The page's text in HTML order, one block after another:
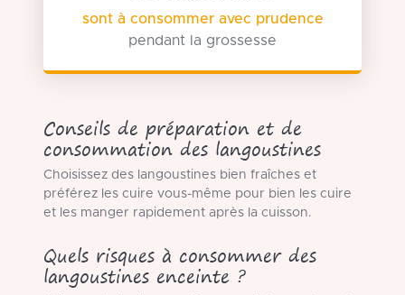
sont à consommer avec prudence
pendant la grossesse
Conseils de préparation et de
consommation des langoustines
Choisissez des langoustines bien fraîches et
préférez les cuire vous-même pour bien les cuire
et les manger rapidement après la cuisson.
Quels risques à consommer des
langoustines enceinte ?